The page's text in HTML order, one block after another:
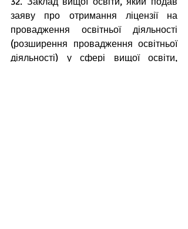
заяву про отримання ліцензії на
провадження освітньої діяльності
(розширення провадження освітньої
діяльності) у сфері вищої освіти,